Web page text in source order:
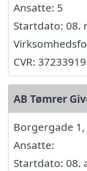
Ansatte: 5
Startdato: 08.
CVR: 37233919
AB Tømrer
Borgergade 1,
Ansatte:
Startdato: 08.